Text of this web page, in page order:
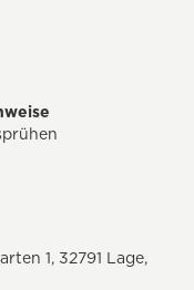
1, 32791 Lage,